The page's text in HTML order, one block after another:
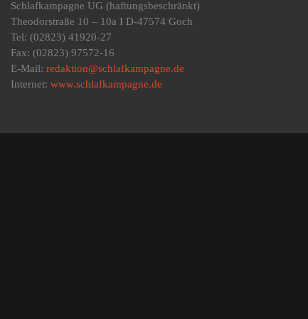
Schlafkampagne UG (haftungsbeschränkt)
Theodorstraße 10 – 10a I D-47574 Goch
Tel: (02823) 41920-27
Fax: (02823) 97572-16
E-Mail: redaktion@schlafkampagne.de
Internet: www.schlafkampagne.de